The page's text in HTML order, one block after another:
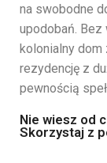
na swobodne
upodobań.
kolonialny dom
rezydencję z
pewnością
Nie wiesz od
Skorzystaj z